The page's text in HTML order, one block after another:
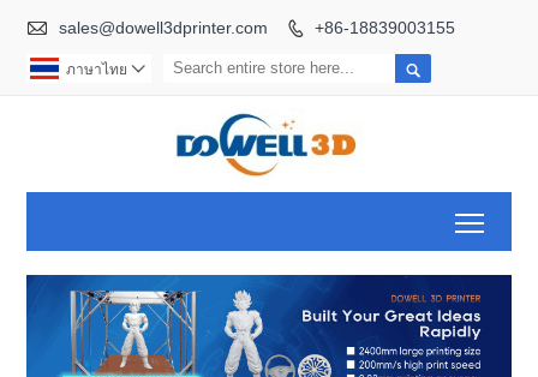
 sales@dowell3dprinter.com  +86-18839003155

ภาษาไทย 